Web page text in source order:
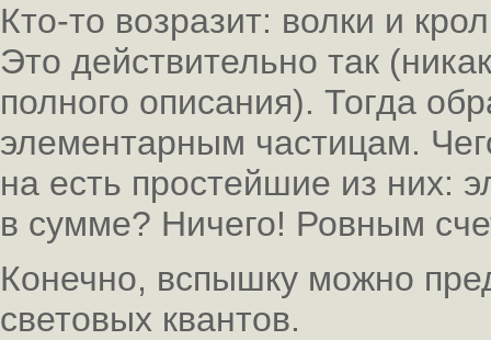
Кто-то возразит: волки и
Это действительно так
полного описания). Тогда
элементарным частицам.
на есть простейшие из них:
в сумме? Ничего! Ровным
Конечно, вспышку можно
световых квантов.